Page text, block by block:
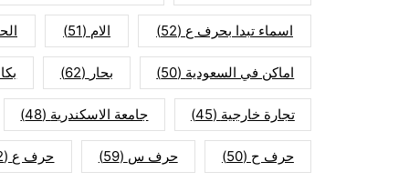
اسماء تبدا بحرف ع (52) الام (51)
اماكن في السعودية (50) بحار (62)
تجارة خارجية (45) جامعة الاسكندرية (48)
حرف ح (50) حرف س (59) حرف ع (52)